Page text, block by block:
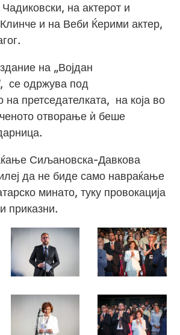
на актерот и
и на Веби Ќерими актер,
на „Војдан
се одржува под
на претседателката, на која во
отворање ѝ беше
Сиљановска-Давкова
да не биде само навраќање
минато, туку провокација
приказни.